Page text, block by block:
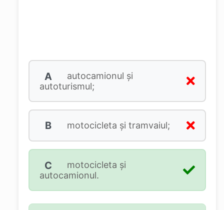
A
autocamionul şi
autoturismul;
B motocicleta şi tramvaiul;
C
motocicleta şi
autocamionul.